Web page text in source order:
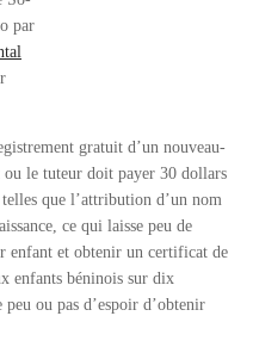
par
gratuit d’un nouveau-
ou le tuteur doit payer 30 dollars
que l’attribution d’un nom
ce qui laisse peu de
enfant et obtenir un certificat de
enfants béninois sur dix
ou pas d’espoir d’obtenir